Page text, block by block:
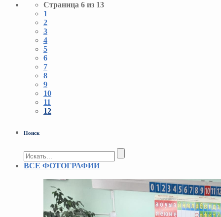
Страница 6 из 13
1
2
3
4
5
6
7
8
9
10
11
12
Поиск
ВСЕ ФОТОГРАФИИ